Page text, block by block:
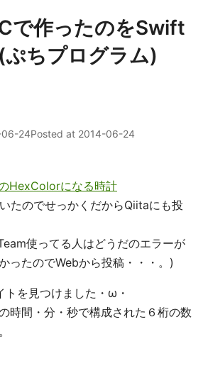
で作ったのをSwift
ちプログラム)
06-24Posted at 2014-06-24
HexColorになる時計
たのでせっかくだからQiitaにも投
使ってる人はどうだのエラーが
ったのでWebから投稿・・・。)
トを見つけました・ω・
時間・分・秒で構成された６桁の数